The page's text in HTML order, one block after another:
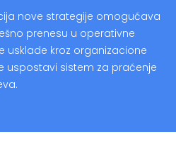
nove strategije omogućava
prenesu u operativne
usklade kroz organizacione
uspostavi sistem za praćenje